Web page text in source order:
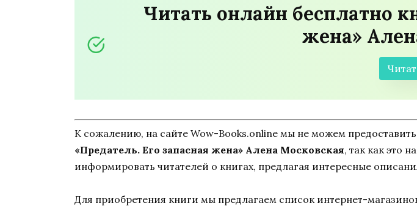
Читать онлайн бесплатно
жена»
К сожалению, на сайте Wow-Books.online мы не можем
«Предатель. Его запасная жена» Алена Московская, так как это
информировать читателей о книгах, предлагая интересные
Для приобретения книги мы предлагаем список интернет-